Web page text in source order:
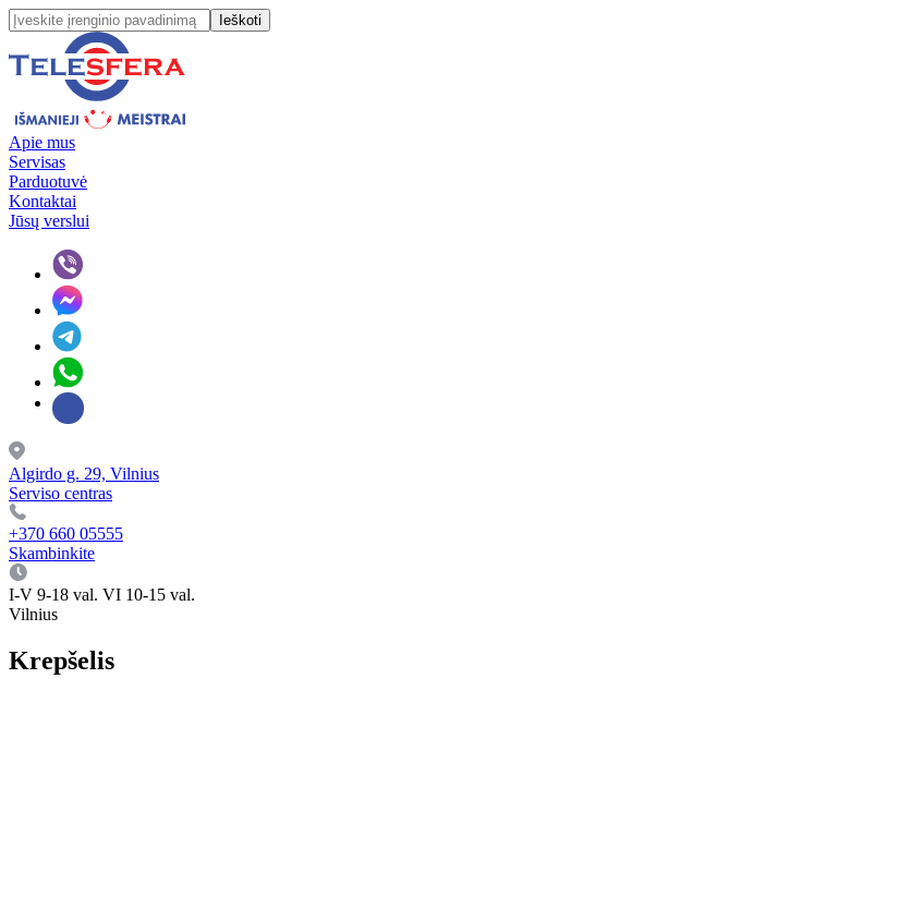
Ieškoti
Apie mus
Servisas
Parduotuvė
Kontaktai
Jūsų verslui
Algirdo g. 29, Vilnius
Serviso centras
+370 660 05555
Skambinkite
I-V 9-18 val. VI 10-15 val.
Vilnius
Krepšelis